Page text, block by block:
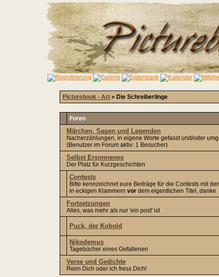
Picturebook - Art » Die Schreiberlinge
Foren
Märchen, Sagen und Legenden
Nacherzählungen, in eigene Worte gefasst und/oder
(Benutzer im Forum aktiv: 1 Besucher)
Selbst Ersonnenes
Der Platz für Kurzgeschichten
Contests
Bitte kennzeichnet eure Beiträge für die Contests mit
in eckigen Klammern vor dem eigentlichen Titel, danke
Fortsetzungen
Alles, was mehr als nur 'ein post' ist
Puck, der Kobold
Nikodemus
Tagebücher eines Gefallenen
Verse und Gedichte
Reim Dich oder ich fress Dich!